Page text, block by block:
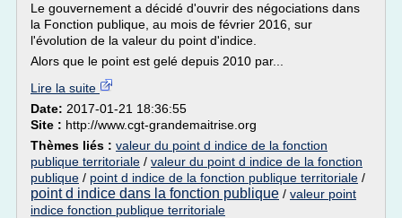
Le gouvernement a décidé d'ouvrir des négociations dans
la Fonction publique, au mois de février 2016, sur
l'évolution de la valeur du point d'indice.
Alors que le point est gelé depuis 2010 par...
Lire la suite
Date: 2017-01-21 18:36:55
Site : http://www.cgt-grandemaitrise.org
Thèmes liés : valeur du point d indice de la fonction
publique territoriale / valeur du point d indice de la fonction
publique / point d indice de la fonction publique territoriale /
point d indice dans la fonction publique / valeur point
indice fonction publique territoriale